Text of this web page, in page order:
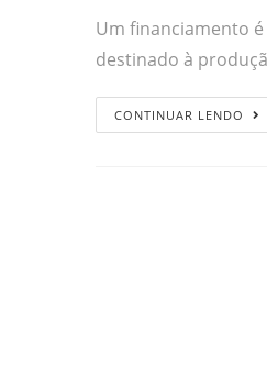
Um financiamento
destinado à
CONTINUAR LENDO